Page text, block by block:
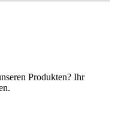
Produkten? Ihr